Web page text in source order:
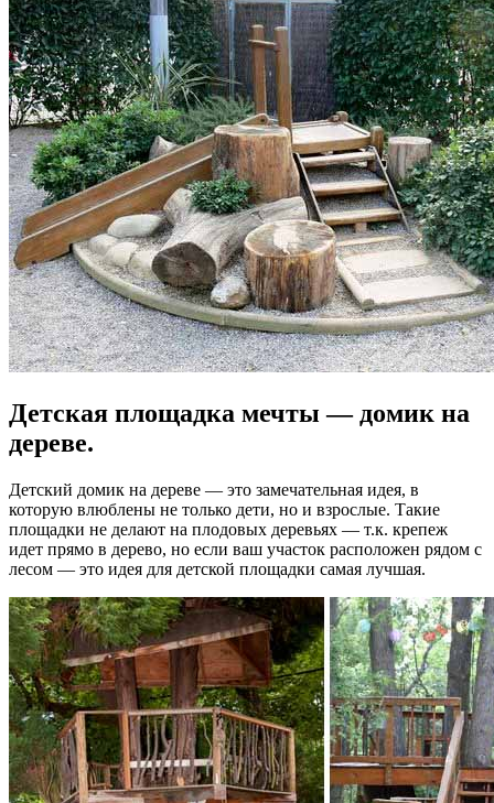
Детская площадка мечты — домик на
дереве.
Детский домик на дереве — это замечательная идея, в
которую влюблены не только дети, но и взрослые. Такие
площадки не делают на плодовых деревьях — т.к. крепеж
идет прямо в дерево, но если ваш участок расположен рядом с
лесом — это идея для детской площадки самая лучшая.